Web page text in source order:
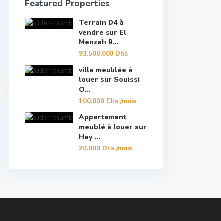
Featured Properties
Terrain D4 à
vendre sur El
Menzeh R...
93.500.000 Dhs
villa meublée à
louer sur Souissi
O...
100.000 Dhs/mois
Appartement
meublé à louer sur
Hay ...
20.000 Dhs/mois